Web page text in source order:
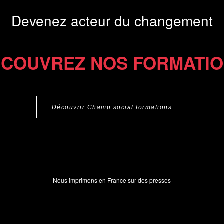
Devenez acteur du changement
NOS
Découvrir Champ social formations
Nous imprimons en France sur des presses